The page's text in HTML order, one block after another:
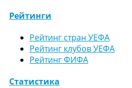
Рейтинги
Рейтинг стран УЕФА
Рейтинг клубов УЕФА
Рейтинг ФИФА
Статистика